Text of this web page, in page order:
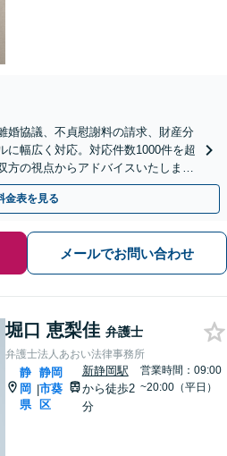
婚協議、不貞慰謝料の請求、財産分
に幅広く対応。対応件数1000件を超
方の視点からアドバイスいたします
】
金表を見る
メールでお問い合わせ
堀口 恵梨佳 弁護士
弁護士法人あおい法律事務所
静
岡
県
|
静岡
市葵
区
新静岡駅
から徒歩2
分
営業時間：09:00
~20:00（平日）